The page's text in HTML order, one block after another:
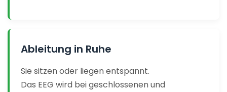
Ableitung in Ruhe
Sie sitzen oder liegen entspannt.
Das EEG wird bei geschlossenen und